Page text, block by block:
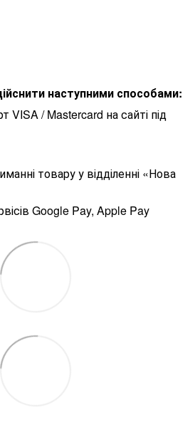
наступними способами:
VISA / Mastercard на сайті під
товару у відділенні «Нова
Google Pay, Apple Pay